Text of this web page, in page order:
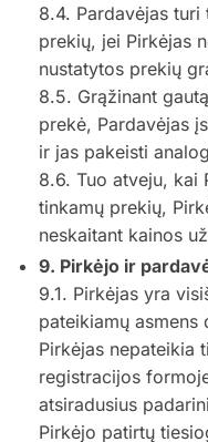
8.4. Pardavėjas
prekių, jei Pirkėjas
nustatytos prekių
8.5. Grąžinant
prekė, Pardavėjas
ir jas pakeisti
8.6. Tuo atveju, kai
tinkamų prekių,
neskaitant kainos
9. Pirkėjo ir
9.1. Pirkėjas yra
pateikiamų asmens
Pirkėjas nepateikia
registracijos
atsiradusius
Pirkėjo patirtų